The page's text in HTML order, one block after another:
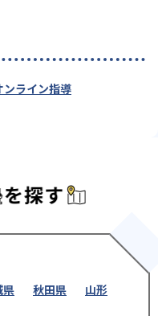
ライン指導
県 秋田県
山形